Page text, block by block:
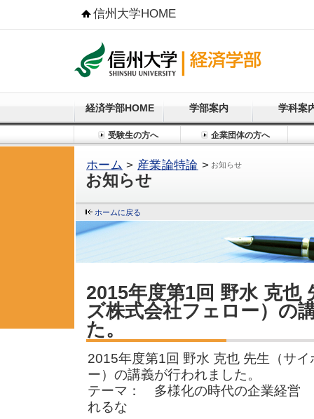
信州大学HOME
経済学部HOME 学部案内 学科案
受験生の方へ 企業団体の方へ
ホーム > 産業論特論 > お知らせ
お知らせ
ホームに戻る
2015年度第1回 野水 克也
ズ株式会社フェロー）の
た。
2015年度第1回 野水 克也 先生（サ
ー）の講義が行われました。
テーマ： 多様化の時代の企業経営
れるな